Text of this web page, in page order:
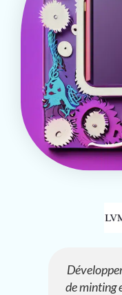
de minting